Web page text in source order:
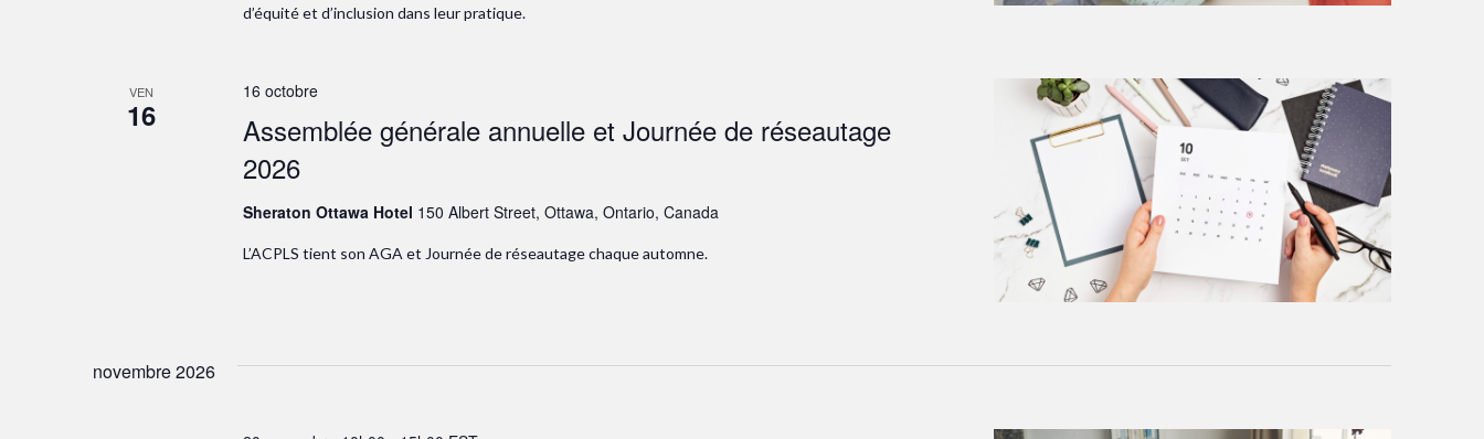
d’équité et d’inclusion dans leur pratique.
VEN
16
Assemblée générale annuelle et Journée de réseautage
2026
16 octobre
Sheraton Ottawa Hotel 150 Albert Street, Ottawa, Ontario, Canada
L’ACPLS tient son AGA et Journée de réseautage chaque automne.
novembre 2026